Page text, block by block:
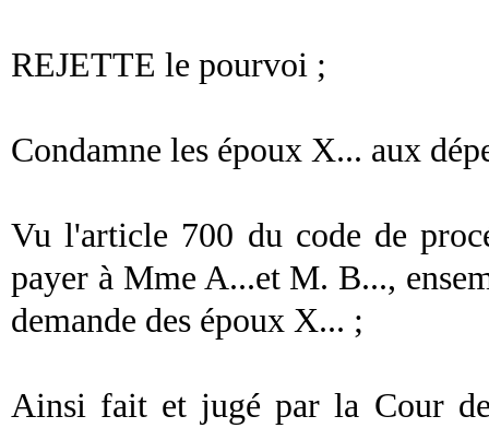
REJETTE le pourvoi ;
Condamne les époux X... aux
Vu l'article 700 du code de
payer à Mme A...et M. B...,
demande des époux X... ;
Ainsi fait et jugé par la Cour